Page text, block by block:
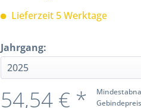
Lieferzeit 5 Werktage
Jahrgang:
Gebindepreis
54,54 € *